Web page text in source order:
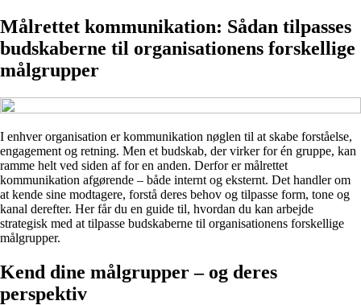
Målrettet kommunikation: Sådan tilpasses
budskaberne til organisationens forskellige
målgrupper
I enhver organisation er kommunikation nøglen til at skabe forståelse,
engagement og retning. Men et budskab, der virker for én gruppe, kan
ramme helt ved siden af for en anden. Derfor er målrettet
kommunikation afgørende – både internt og eksternt. Det handler om
at kende sine modtagere, forstå deres behov og tilpasse form, tone og
kanal derefter. Her får du en guide til, hvordan du kan arbejde
strategisk med at tilpasse budskaberne til organisationens forskellige
målgrupper.
Kend dine målgrupper – og deres
perspektiv